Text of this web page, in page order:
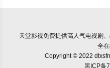
天堂影视免费提供高人气电视剧
全
Copyright © 2022
黑ICP备